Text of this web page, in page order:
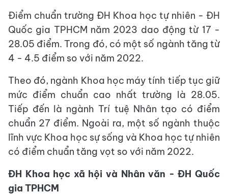
Điểm chuẩn trường ĐH Khoa học tự nhiên - ĐH
Quốc gia TPHCM năm 2023 dao động từ 17 -
28.05 điểm. Trong đó, có một số ngành tăng từ
4 - 4.5 điểm so với năm 2022.
Theo đó, ngành Khoa học máy tính tiếp tục giữ
mức điểm chuẩn cao nhất trường là 28.05.
Tiếp đến là ngành Trí tuệ Nhân tạo có điểm
chuẩn 27 điểm. Ngoài ra, một số ngành thuộc
lĩnh vực Khoa học sự sống và Khoa học tự nhiên
có điểm chuẩn tăng vọt so với năm 2022.
ĐH Khoa học xã hội và Nhân văn - ĐH Quốc
gia TPHCM